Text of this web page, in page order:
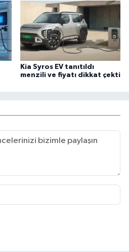
Kia Syros EV tanıtıldı
menzili ve fiyatı dikkat çekti